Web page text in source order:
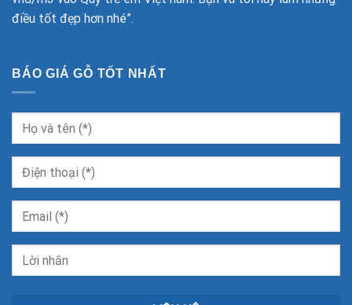
điều tốt đẹp hơn nhé”.
BÁO GIÁ GỖ TỐT NHẤT